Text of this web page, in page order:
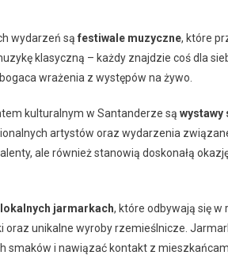
wydarzeń są festiwale muzyczne, które
klasyczną – każdy znajdzie coś dla
wrażenia z występów na żywo.
kulturalnym w Santanderze są wystawy
artystów oraz wydarzenia
ale również stanowią doskonałą
lokalnych jarmarkach, które odbywają się w
oraz unikalne wyroby rzemieślnicze.
smaków i nawiązać kontakt z